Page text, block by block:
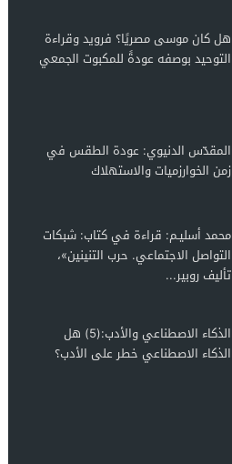
هل كان موسى مصريًا؟ فرويد وقراءة
التوحيد بوصفه عودةً للمكبوت الجمعي
المقدّس الدنيوي: عودة الطقس في
زمن الخوارزميات والاستهلاك
محمد أسليـم: قراءة في كتاب: شبكات
التواصل الاجتماعي. حرب التنينين»،
تأليف روبير...
الذكاء الاصطناعي والأدب:(5) هل
الذكاء الاصطناعي خطر على الأدب؟